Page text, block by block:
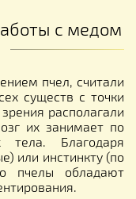
с медом
пчел, считали
существ с точки
располагали
их занимает по
Благодаря
или инстинкту (по
пчелы обладают